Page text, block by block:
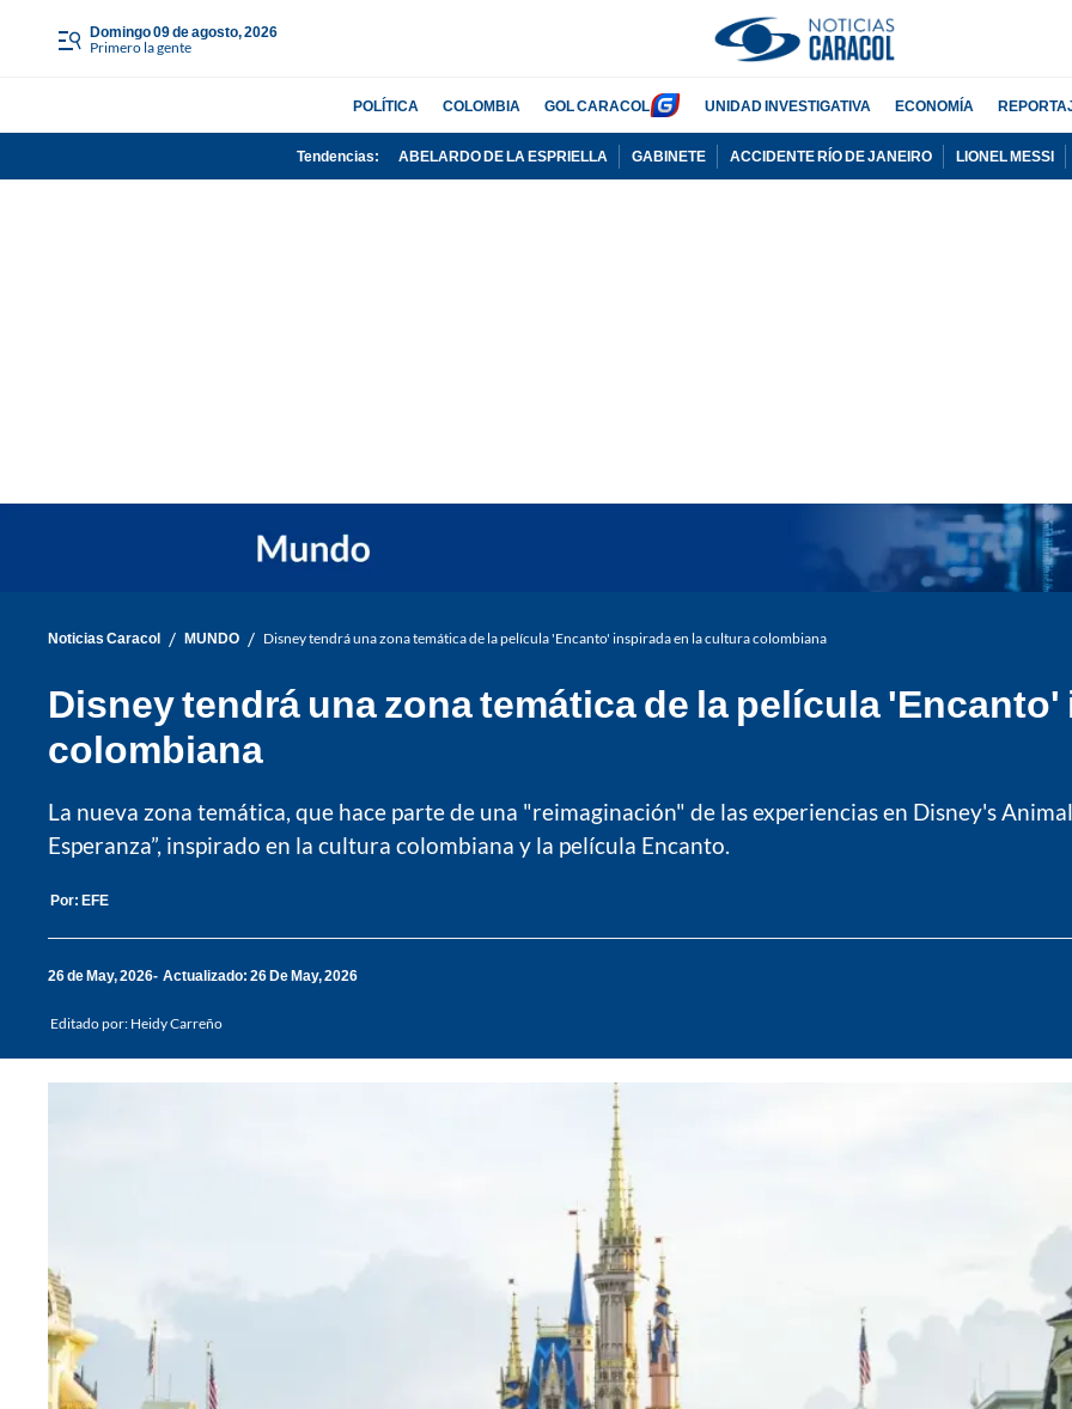
domingo 09 de agosto, 2026
Primero la gente
POLÍTICA COLOMBIA GOL CARACOL UNIDAD INVESTIGATIVA ECONOMÍA
Tendencias: ABELARDO DE LA ESPRIELLA GABINETE ACCIDENTE RÍO DE JANEIRO LIONEL MESSI
Noticias Caracol / MUNDO / Disney tendrá una zona temática de la película 'Encanto' inspirada en la cultura colombiana
Disney tendrá una zona temática de la película
colombiana
La nueva zona temática, que hace parte de una "reimaginación" de las experiencias en Disney's
Esperanza”, inspirado en la cultura colombiana y la película Encanto.
Por: EFE
26 de May, 2026 Actualizado: 26 De May, 2026
Editado por: Heidy Carreño